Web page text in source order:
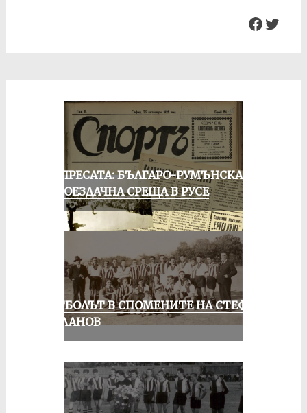
ОТ ПРЕСАТА: БЪЛГАРО-РУМЪНСКА
КОЛОЕЗДАЧНА СРЕЩА В РУСЕ
ФУТБОЛЪТ В СПОМЕНИТЕ НА СТЕФАН
МИЛАНОВ